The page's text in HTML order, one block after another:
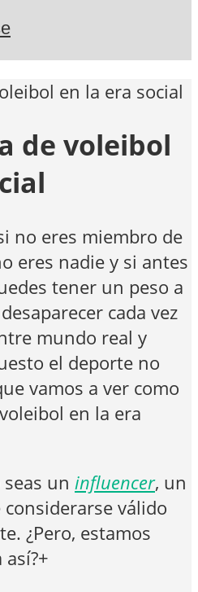
de voleibol
no eres miembro de
eres nadie y si antes
tener un peso a
cada vez
mundo real y
el deporte no
vamos a ver como
en la era
un influencer, un
válido
¿Pero, estamos